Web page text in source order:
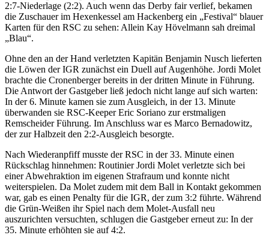
2:7-Niederlage (2:2). Auch wenn das Derby fair verlief, bekamen
die Zuschauer im Hexenkessel am Hackenberg ein „Festival“ blauer
Karten für den RSC zu sehen: Allein Kay Hövelmann sah dreimal
„Blau“.
Ohne den an der Hand verletzten Kapitän Benjamin Nusch lieferten
die Löwen der IGR zunächst ein Duell auf Augenhöhe. Jordi Molet
brachte die Cronenberger bereits in der dritten Minute in Führung.
Die Antwort der Gastgeber ließ jedoch nicht lange auf sich warten:
In der 6. Minute kamen sie zum Ausgleich, in der 13. Minute
überwanden sie RSC-Keeper Eric Soriano zur erstmaligen
Remscheider Führung. Im Anschluss war es Marco Bernadowitz,
der zur Halbzeit den 2:2-Ausgleich besorgte.
Nach Wiederanpfiff musste der RSC in der 33. Minute einen
Rückschlag hinnehmen: Routinier Jordi Molet verletzte sich bei
einer Abwehraktion im eigenen Strafraum und konnte nicht
weiterspielen. Da Molet zudem mit dem Ball in Kontakt gekommen
war, gab es einen Penalty für die IGR, der zum 3:2 führte. Während
die Grün-Weißen ihr Spiel nach dem Molet-Ausfall neu
auszurichten versuchten, schlugen die Gastgeber erneut zu: In der
35. Minute erhöhten sie auf 4:2.